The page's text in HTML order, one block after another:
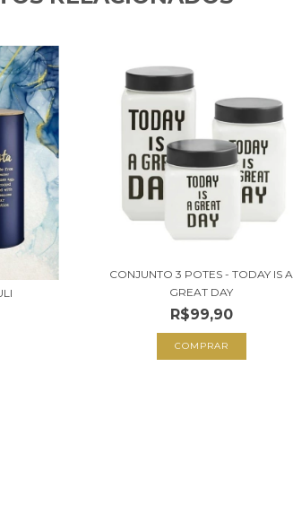
CONJUNTO 3 POTES - TODAY IS A
GREAT DAY
R$99,90